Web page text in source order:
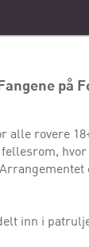
på
alle rovere
inn i